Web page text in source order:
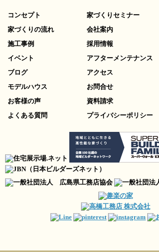
コンセプト
家づくりの流れ
施工事例
イベント
ブログ
モデルハウス
お客様の声
よくある質問
家づくりセミナー
会社案内
採用情報
アフターメンテナンス
アクセス
お問合せ
資料請求
プライバシーポリシー